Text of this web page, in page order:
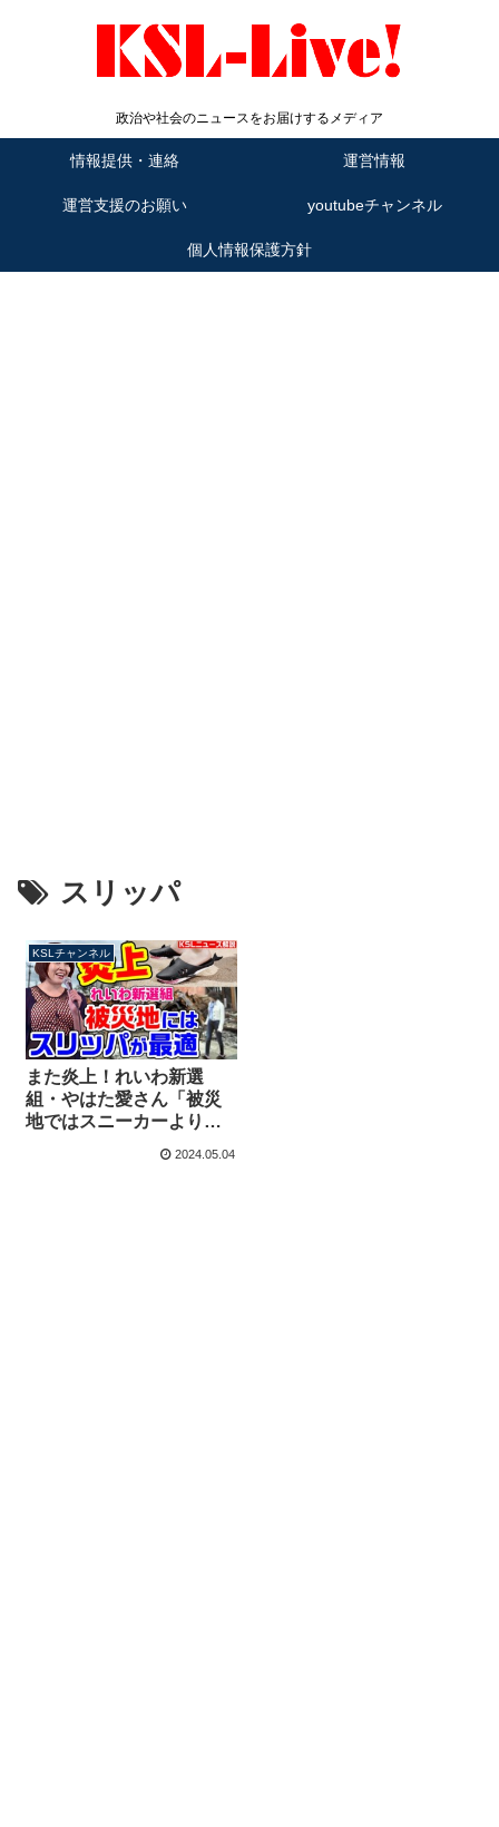
政治や社会のニュースをお届けするメディア
情報提供・連絡 運営情報
運営支援のお願い youtubeチャンネル
個人情報保護方針
スリッパ
KSLチャンネル
また炎上！れいわ新選
組・やはた愛さん「被災
地ではスニーカーよりス
サンダルで被災地視察し
2024.05.04